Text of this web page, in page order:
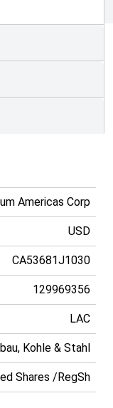
Americas Corp
USD
CA53681J1030
129969356
LAC
Kohle & Stahl
Shares /RegSh